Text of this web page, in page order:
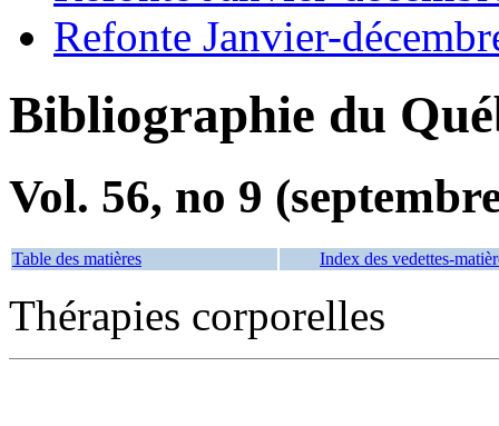
Refonte Janvier-
Bibliographie du
Vol. 56, no 9
Table des matières Index des vedettes-
Thérapies corporelles